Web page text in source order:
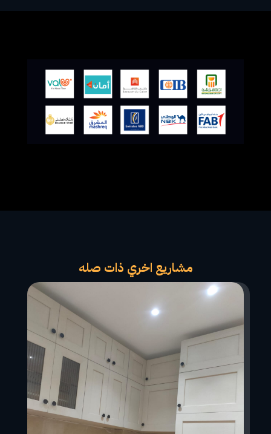
مشاريع اخري ذات صله